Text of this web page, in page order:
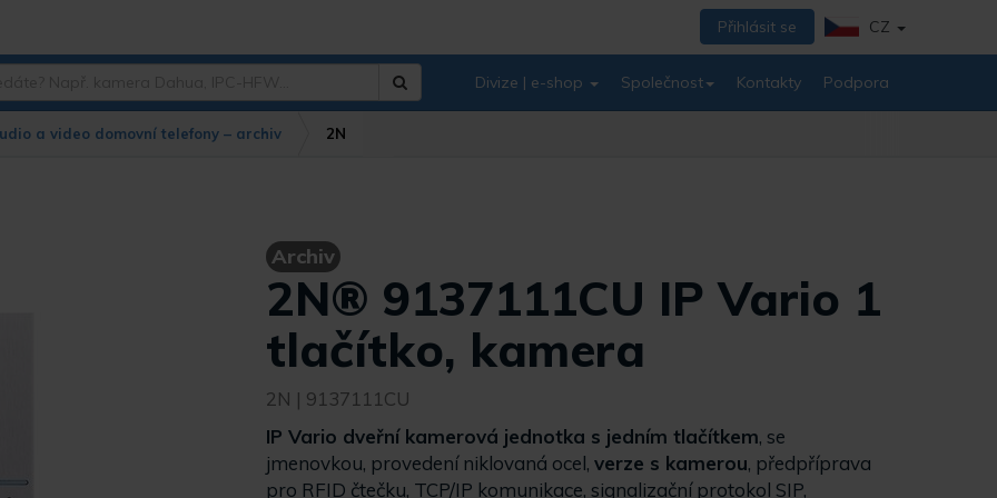
Přihlásit se CZ
Divize | e-shop Společnost Kontakty Podpora
a video domovní telefony – archiv 2N
Archiv
2N® 9137111CU IP Vario 1
tlačítko, kamera
2N | 9137111CU
IP Vario dveřní kamerová jednotka s jedním tlačítkem, se
jmenovkou, provedení niklovaná ocel, verze s kamerou, předpříprava
pro RFID čtečku, TCP/IP komunikace, signalizační protokol SIP,